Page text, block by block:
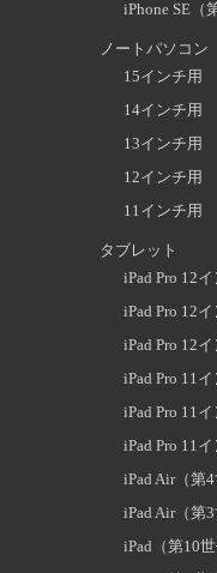
iPhone SE（
ノートパソコン
15インチ用
14インチ用
13インチ用
12インチ用
11インチ用
タブレット
iPad Pro 12
iPad Pro 12
iPad Pro 12
iPad Pro 11
iPad Pro 11
iPad Pro 11
iPad Air（第4
iPad Air（第3
iPad（第10世